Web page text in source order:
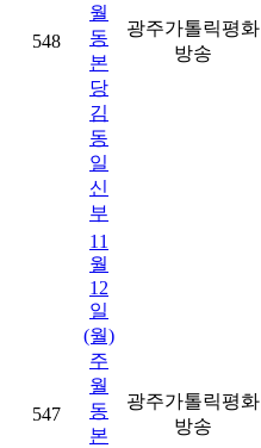
548
월
동
본
당
김
동
일
신
부
광주가톨릭평화
방송
547
11
월
12
일
(월)
주
월
동
본
광주가톨릭평화
방송